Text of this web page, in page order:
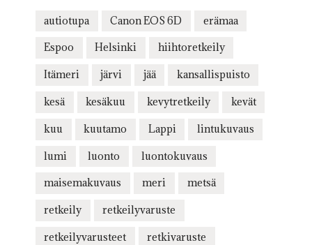
autiotupa Canon EOS 6D erämaa
Espoo Helsinki hiihtoretkeily
Itämeri järvi jää kansallispuisto
kesä kesäkuu kevytretkeily kevät
kuu kuutamo Lappi lintukuvaus
lumi luonto luontokuvaus
maisemakuvaus meri metsä
retkeily retkeilyvaruste
retkeilyvarusteet retkivaruste